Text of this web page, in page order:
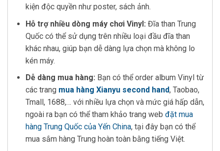
kiện độc quyền như poster, sách ảnh.
Hỗ trợ nhiều dòng máy chơi Vinyl: Đĩa than Trung
Quốc có thể sử dụng trên nhiều loại đầu đĩa than
khác nhau, giúp bạn dễ dàng lựa chọn mà không lo
kén máy.
Dễ dàng mua hàng: Bạn có thể order album Vinyl từ
các trang mua hàng Xianyu second hand, Taobao,
Tmall, 1688,… với nhiều lựa chọn và mức giá hấp dẫn,
ngoài ra bạn có thể tham khảo trang web đặt mua
hàng Trung Quốc của Yến China, tại đây bạn có thể
mua sắm hàng Trung hoàn toàn bằng tiếng Việt.